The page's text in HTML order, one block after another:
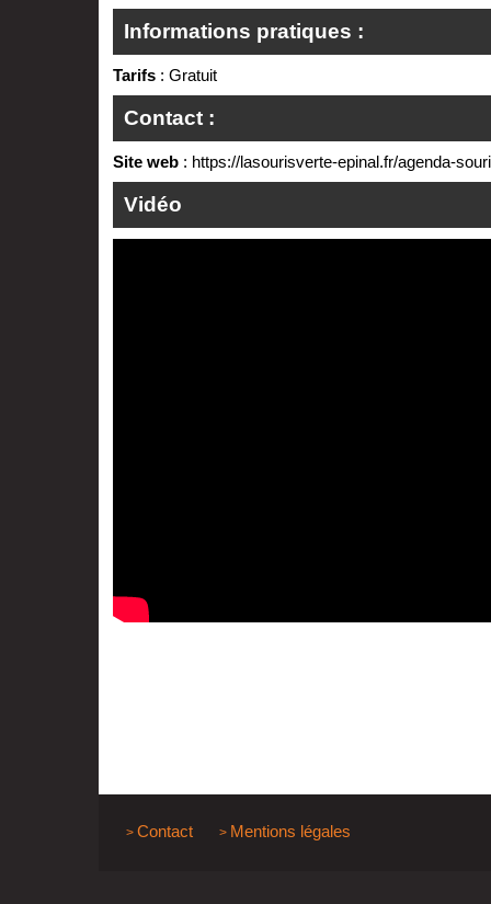
Informations pratiques :
Tarifs: Gratuit
Contact :
Site web : https://lasourisverte-epinal.fr/agenda-
Vidéo
> Contact > Mentions légales